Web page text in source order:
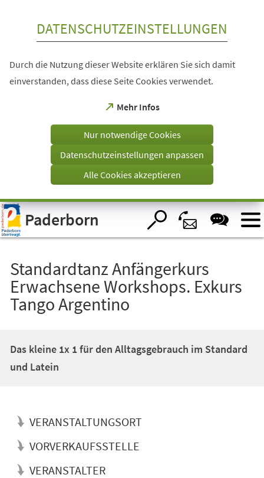
Visuelle
Assistenzsoftware
öffnen.
DATENSCHUTZEINSTELLUNGEN
Durch die Nutzung dieser Website erklären Sie sich damit
einverstanden, dass diese Seite Cookies verwendet.
Mehr Infos
(Öffnet
einem
Tab)
Nur notwendige Cookies
Datenschutzeinstellungen anpassen
Alle Cookies akzeptieren
Paderborn
Standardtanz Anfängerkurs
Erwachsene Workshops. Exkurs
Tango Argentino
Das kleine 1x 1 für den Alltagsgebrauch im Standard
und Latein
VERANSTALTUNGSORT
VORVERKAUFSSTELLE
VERANSTALTER